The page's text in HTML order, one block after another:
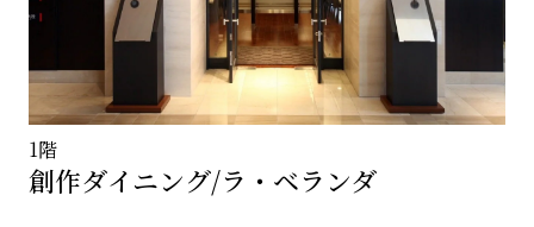
1階
創作ダイニング/ラ・ベランダ